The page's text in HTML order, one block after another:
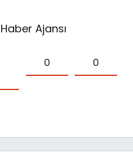
Ajansı
0 0